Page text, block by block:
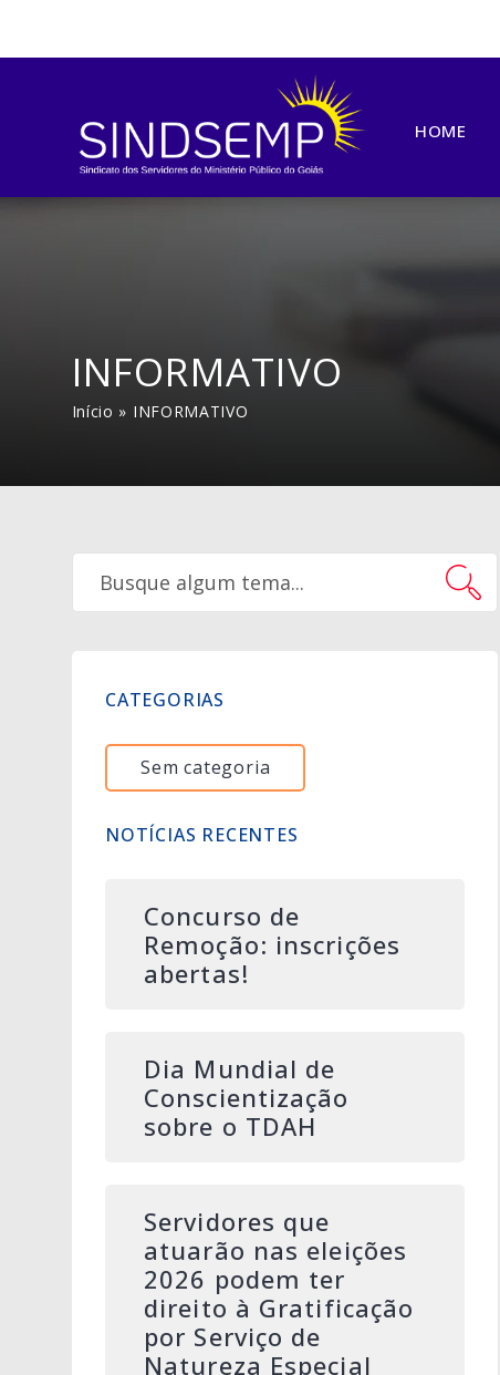
HOME
INFORMATIVO
Início » INFORMATIVO
CATEGORIAS
Sem categoria
NOTÍCIAS RECENTES
Concurso de
Remoção: inscrições
abertas!
Dia Mundial de
Conscientização
sobre o TDAH
Servidores que
atuarão nas eleições
2026 podem ter
direito à Gratificação
por Serviço de
Natureza Especial